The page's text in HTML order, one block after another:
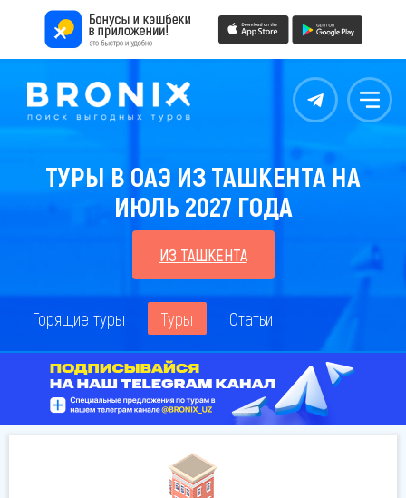
Контакты Меню
ТУРЫ В ОАЭ ИЗ ТАШКЕНТА НА
ИЮЛЬ 2027 ГОДА
ИЗ ТАШКЕНТА
Горящие туры Туры Статьи